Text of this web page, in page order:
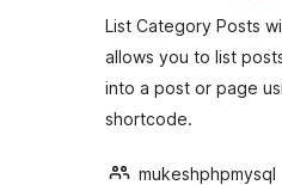
List Category Posts
allows you to list
into a post or page
shortcode.
mukeshphpmysql